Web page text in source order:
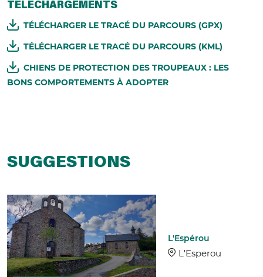
TÉLÉCHARGEMENTS
TÉLÉCHARGER LE TRACÉ DU PARCOURS (GPX)
TÉLÉCHARGER LE TRACÉ DU PARCOURS (KML)
CHIENS DE PROTECTION DES TROUPEAUX : LES
BONS COMPORTEMENTS À ADOPTER
SUGGESTIONS
L'Espérou
L'Esperou